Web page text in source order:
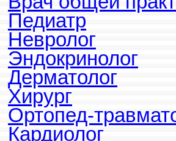
Педиатр
Невролог
Эндокринолог
Дерматолог
Хирург
Ортопед-
Кардиолог